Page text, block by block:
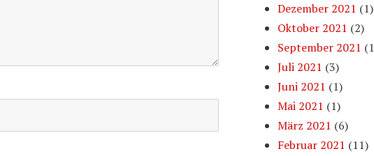
Dezember 2021 (1)
Oktober 2021 (2)
September 2021
Juli 2021 (3)
Juni 2021 (1)
Mai 2021 (1)
März 2021 (6)
Februar 2021 (11)